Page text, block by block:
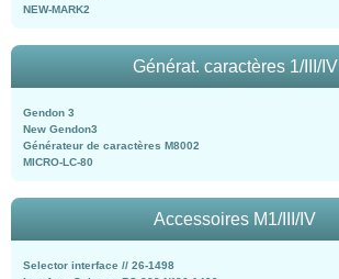
NEW-MARK2
Générat. caractères 1/III/IV
Gendon 3
New Gendon3
Générateur de caractères M8002
MICRO-LC-80
Accessoires M1/III/IV
Selector interface // 26-1498